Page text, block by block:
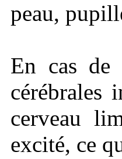
peau,
En cas de
cérébrales
cerveau
excité, ce